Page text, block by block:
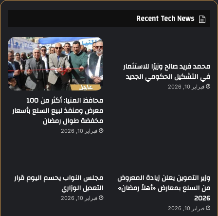
Recent Tech News
محمد فريد صالح وزيرًا للاستثمار
في التشكيل الحكومي الجديد
فبراير 10, 2026
محافظ المنيا: أكثر من 100
معرض ومنفذ لبيع السلع بأسعار
مخفضة طوال رمضان
فبراير 10, 2026
وزير التموين يعلن زيادة المعروض
من السلع بمعارض «أهلاً رمضان»
2026
فبراير 10, 2026
مجلس النواب يحسم اليوم قرار
التعديل الوزاري
فبراير 10, 2026